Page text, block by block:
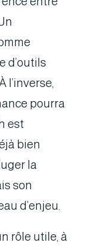
d’outils
l’inverse,
pourra
est
bien
la
son
d’enjeu.
rôle utile, à